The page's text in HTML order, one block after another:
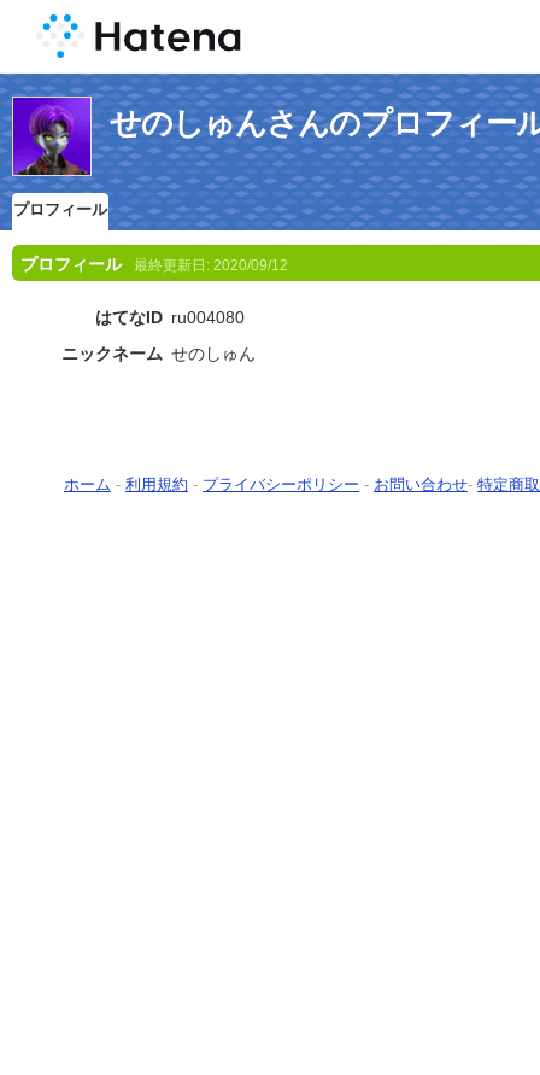
せのしゅんさんのプロフィー
プロフィール
プロフィール 最終更新日: 2020/09/12
はてなID ru004080
ニックネーム せのしゅん
ホーム - 利用規約 - プライバシーポリシー - お問い合わせ- 特定商